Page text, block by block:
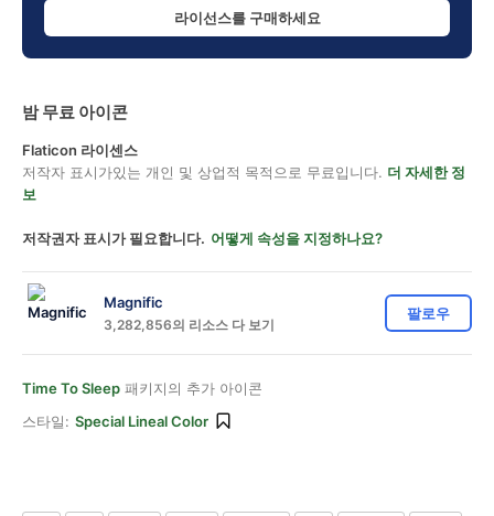
라이선스를 구매하세요
밤 무료 아이콘
Flaticon 라이센스
저작자 표시가있는 개인 및 상업적 목적으로 무료입니다. 더 자세한 정
보
저작권자 표시가 필요합니다. 어떻게 속성을 지정하나요?
Magnific
3,282,856의 리소스 다 보기
팔로우
Time To Sleep 패키지의 추가 아이콘
스타일: Special Lineal Color